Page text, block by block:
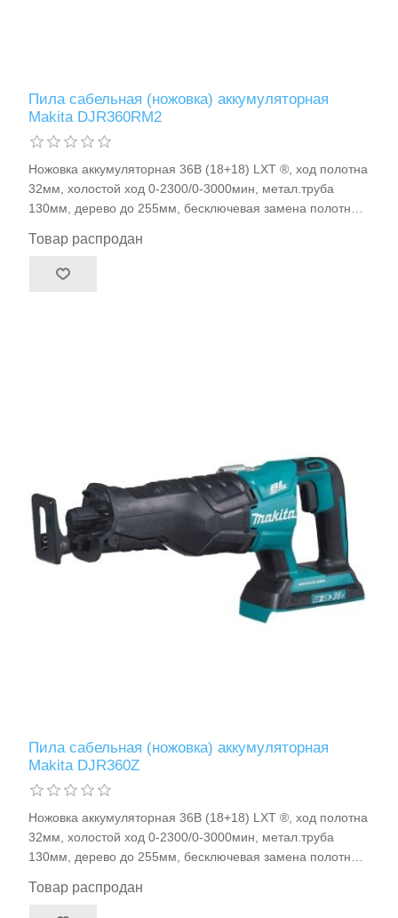
Расходные материалы и оснастка
Хранение и переноска инструмента
Пила сабельная (ножовка) аккумуляторная
Makita DJR360RM2
Ножовка аккумуляторная 36В (18+18) LXT ®, ход полотна
32мм, холостой ход 0-2300/0-3000мин, метал.труба
130мм, дерево до 255мм, бесключевая замена полотна,
Makita DJR360RM2
Товар распродан
Пила сабельная (ножовка) аккумуляторная
Makita DJR360Z
Ножовка аккумуляторная 36В (18+18) LXT ®, ход полотна
32мм, холостой ход 0-2300/0-3000мин, метал.труба
130мм, дерево до 255мм, бесключевая замена полотна,
Товар распродан